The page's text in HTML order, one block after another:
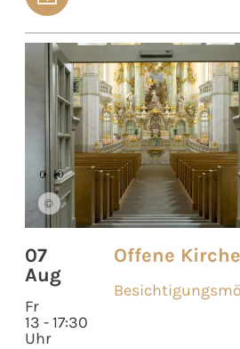
©
07
Aug
Fr
13 - 17:30
Uhr
Offene Kirche